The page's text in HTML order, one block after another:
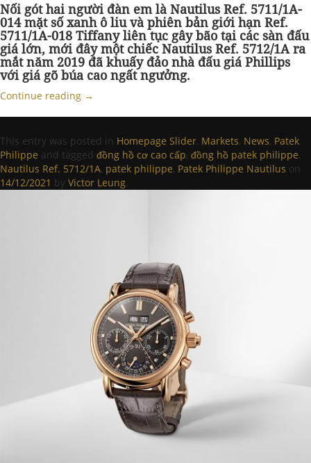
Nối gót hai người đàn em là Nautilus Ref. 5711/1A-
014 mặt số xanh ô liu và phiên bản giới hạn Ref.
5711/1A-018 Tiffany liên tục gây bão tại các sàn đấu
giá lớn, mới đây một chiếc Nautilus Ref. 5712/1A ra
mắt năm 2019 đã khuấy đảo nhà đấu giá Phillips
với giá gõ búa cao ngất ngưởng.
Continue reading →
This entry was posted in Homepage Slider, Markets, News, Patek
Philippe and tagged đồng hồ cơ cao cấp, đồng hồ patek philippe,
Nautilus Ref. 5712/1A, patek philippe, Patek Philippe Nautilus on
14/12/2021 by Victor Leung.